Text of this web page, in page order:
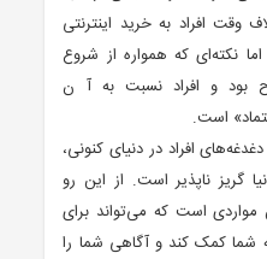
وقت افراد به خرید اینترنتی
نکته‌ای که همواره از شروع
بود و افراد نسبت به آ ن
است.
افراد در دنیای کنونی،
گریز ناپذیر است. از این رو
مواردی است که می‌تواند برای
شما کمک کند و آگاهی شما را